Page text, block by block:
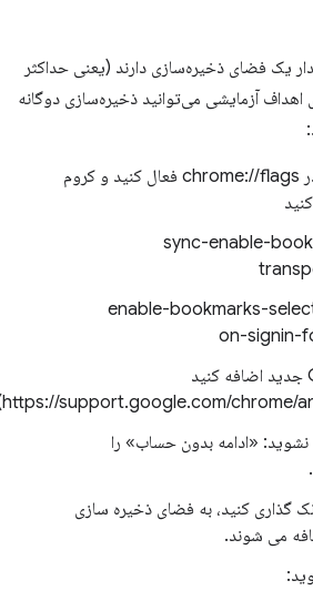
یک فضای ذخیره‌سازی دارند (یعنی حداکثر
اهداف آزمایشی می‌توانید ذخیره‌سازی دوگانه
هر دو مورد زیر را در chrome://flags فعال کنید و کروم
sync-enable-
enable-bookmarks-
on-signin-
یک نمایه Chrome جدید اضافه کنید
«ادامه بدون حساب» را
گذاری کنید، به فضای ذخیره سازی
می شوند.